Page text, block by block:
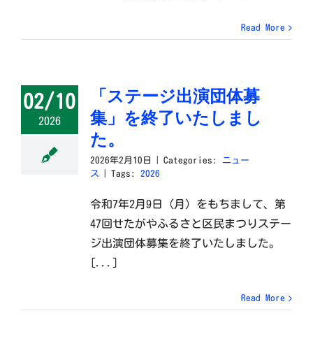
Read More
02/10
2026
「ステージ出演団体募
集」を終了いたしまし
た。
2026年2月10日 Categories: ニュー
ス
Tags: 2026
令和7年2月9日（月）をもちまして、第
47回せたがやふるさと区民まつりステー
ジ出演団体募集を終了いたしました。
[...]
Read More